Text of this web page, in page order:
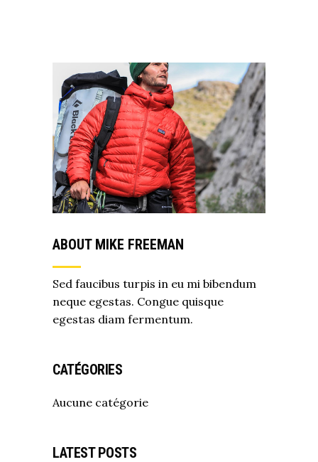
ABOUT MIKE FREEMAN
Sed faucibus turpis in eu mi bibendum
neque egestas. Congue quisque
egestas diam fermentum.
CATÉGORIES
Aucune catégorie
LATEST POSTS